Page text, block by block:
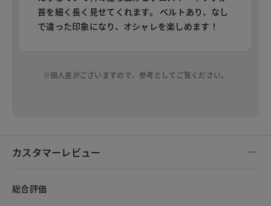
首を細く長く見せてくれます。 ベルトあり、なし
で違った印象になり、オシャレを楽しめます！
※個人差がございますので、参考としてご覧ください。
カスタマーレビュー
総合評価